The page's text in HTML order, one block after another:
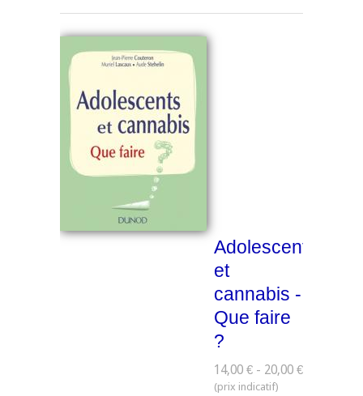
Adolescents
et
cannabis -
Que faire
?
14,00 € - 20,00 €